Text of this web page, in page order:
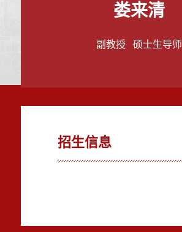
娄来清
副教授 硕士生导师
招生信息